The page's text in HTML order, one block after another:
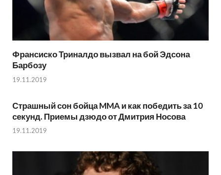
Франсиско Триналдо вызвал на бой Эдсона
Барбозу
19.11.2019
Страшный сон бойца MMA и как победить за 10
секунд. Приемы дзюдо от Дмитрия Носова
19.11.2019